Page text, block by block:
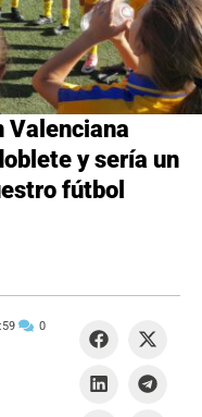
Valenciana
y sería un
fútbol
0